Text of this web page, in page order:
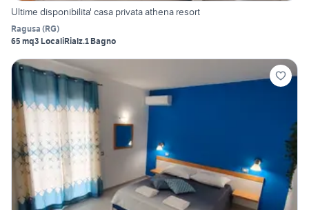
Ultime disponibilita' casa privata athena resort
Ragusa (RG)
65 mq3 LocaliRialz.1 Bagno